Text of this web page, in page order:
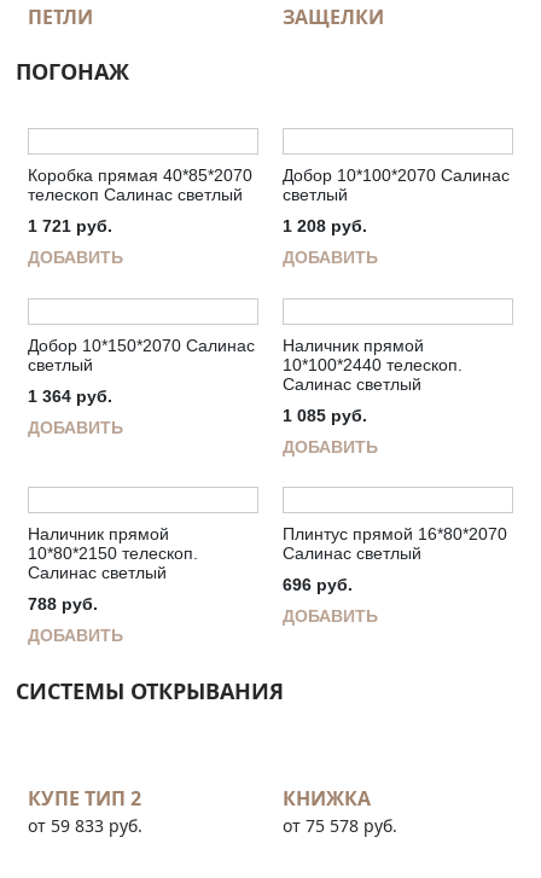
ПЕТЛИ ЗАЩЕЛКИ
ПОГОНАЖ
Коробка прямая 40*85*2070
телескоп Салинас светлый
1 721 руб.
ДОБАВИТЬ
Добор 10*100*2070 Салинас
светлый
1 208 руб.
ДОБАВИТЬ
Добор 10*150*2070 Салинас
светлый
1 364 руб.
ДОБАВИТЬ
Наличник прямой
10*100*2440 телескоп.
Салинас светлый
1 085 руб.
ДОБАВИТЬ
Наличник прямой
10*80*2150 телескоп.
Салинас светлый
788 руб.
ДОБАВИТЬ
Плинтус прямой 16*80*2070
Салинас светлый
696 руб.
ДОБАВИТЬ
СИСТЕМЫ ОТКРЫВАНИЯ
КУПЕ ТИП 2
от 59 833 руб.
КНИЖКА
от 75 578 руб.